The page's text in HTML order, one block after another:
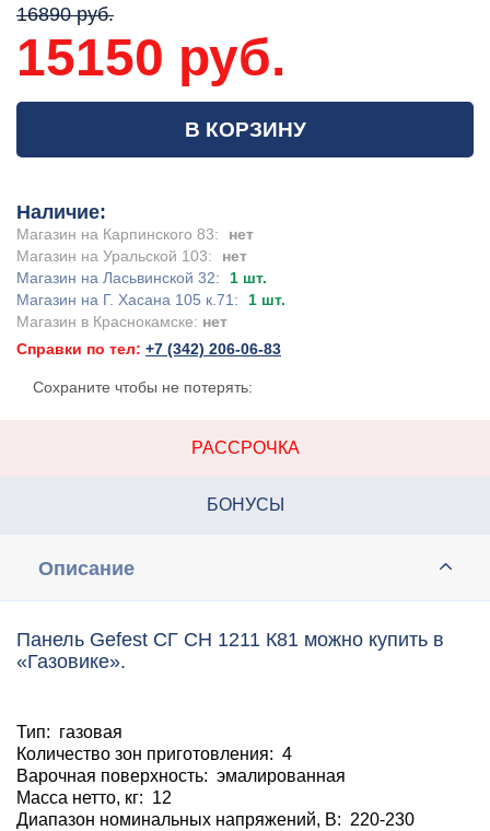
16890 руб.
15150 руб.
В КОРЗИНУ
Наличие:
Магазин на Карпинского 83:
нет
Магазин на Уральской 103:
нет
Магазин на Ласьвинской 32:
1 шт.
Магазин на Г. Хасана 105 к.71:
1 шт.
Магазин в Краснокамске: нет
Справки по тел: +7 (342) 206-06-83
Сохраните чтобы не потерять:
РАССРОЧКА
БОНУСЫ
Описание
Панель Gefest СГ СН 1211 К81 можно купить в
«Газовике».
Тип: газовая
Количество зон приготовления: 4
Варочная поверхность: эмалированная
Масса нетто, кг: 12
Диапазон номинальных напряжений, В: 220-230